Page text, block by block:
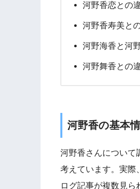
河野香恋との
河野香寿美と
河野海香と河
河野舞香との
河野香の基本
河野香さんについて
考えています。実際
ログ記事が複数見